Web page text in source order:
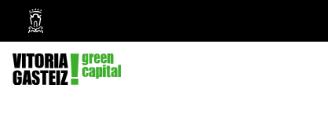
Vitoria-
Gasteiz
City
Council